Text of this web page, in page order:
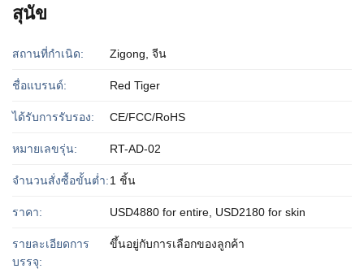
สุนัข
สถานที่กำเนิด: Zigong, จีน
ชื่อแบรนด์: Red Tiger
ได้รับการรับรอง: CE/FCC/RoHS
หมายเลขรุ่น: RT-AD-02
จำนวนสั่งซื้อขั้นต่ำ:1 ชิ้น
ราคา: USD4880 for entire, USD2180 for skin
รายละเอียดการ
บรรจุ:
ขึ้นอยู่กับการเลือกของลูกค้า